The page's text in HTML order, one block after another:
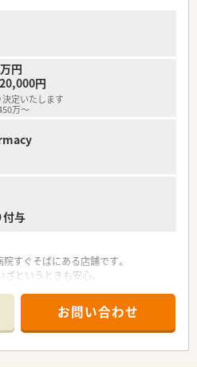
としてe-ラーニングの利用が可能で
プ全体で32店舗展開中です。今後も
していく方針です。
ック門前までさまざまな科目の店舗
で700件以上ございます。在宅専任薬
ます。
されており、学会発表チームを立ち
れています。
）グループ内の薬剤師・看護師・ケアマ
職全ての職員を集めての勉強会を開か
行われています。
の方に対しても、電子薬歴の使用方法
の教育カリキュラムをご準備されてい
員研修の一環として医療機関のご協力
修も行われています。
害対策や野菜の販売等を通して地域貢
円
円
定いたします
万～
与
すぐそばにある店舗です。
というときも安心。
たスタイリッシュな外観で、ピンクの
管理薬剤師は女性です。
お問い合わせ